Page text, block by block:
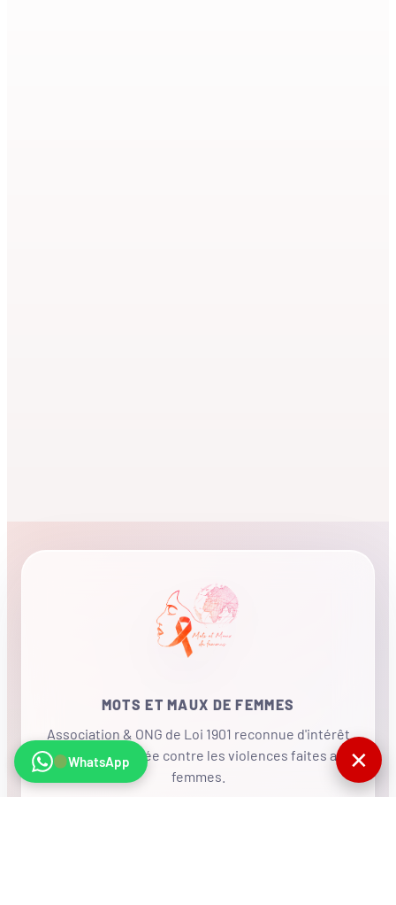
MOTS ET MAUX DE FEMMES
Association & ONG de Loi 1901 reconnue d'intérêt
général, mobilisée contre les violences faites aux
femmes.
WhatsApp ✕